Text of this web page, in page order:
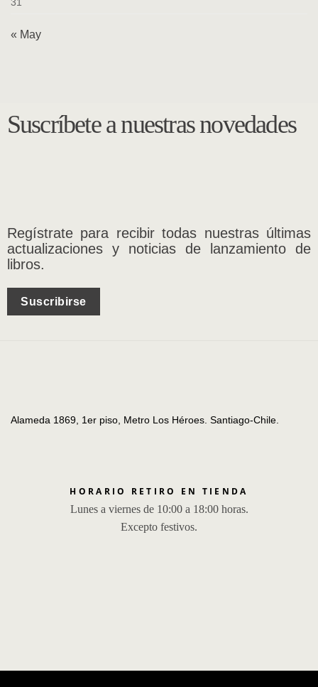
« May
Suscríbete a nuestras novedades
Regístrate para recibir todas nuestras últimas
actualizaciones y noticias de lanzamiento de
libros.
Suscribirse
Alameda 1869, 1er piso, Metro Los Héroes. Santiago-Chile.
HORARIO RETIRO EN TIENDA
Lunes a viernes de 10:00 a 18:00 horas.
Excepto festivos.